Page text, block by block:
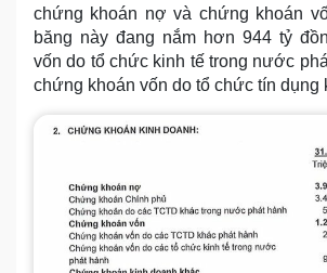
chứng khoán nợ và chứng khoán
băng này đang nắm hơn 944 tỷ
vốn do tổ chức kinh tế trong nước
chứng khoán vốn do tổ chức tín dụng